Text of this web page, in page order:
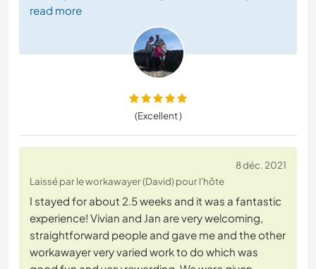
read more
(Excellent )
8 déc. 2021
Laissé par le workawayer (David) pour l'hôte
I stayed for about 2.5 weeks and it was a fantastic
experience! Vivian and Jan are very welcoming,
straightforward people and gave me and the other
workawayer very varied work to do which was